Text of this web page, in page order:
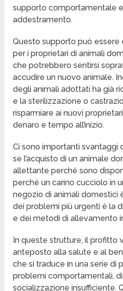
supporto comportamentale
addestramento.
Questo supporto può
per i proprietari di animali
che potrebbero sentirsi
accudire un nuovo animale.
degli animali adottati ha già
e la sterilizzazione o
risparmiare ai nuovi
denaro e tempo all’inizio.
Ci sono importanti svantaggi
se l’acquisto di un animale
allettante perché sono
perché un carino cucciolo in
negozio di animali domestici
dei problemi più urgenti è la
e dei metodi di allevamento
In queste strutture, il profitto
anteposto alla salute e al
che si traduce in una serie di
problemi comportamentali,
socializzazione insufficiente.